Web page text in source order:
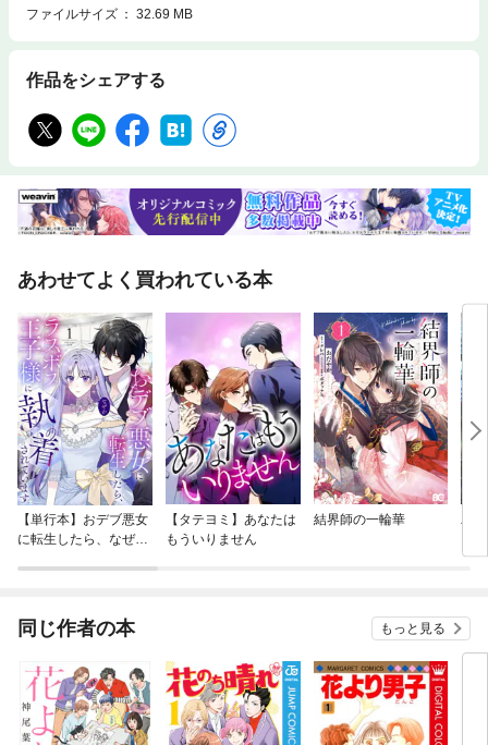
ファイルサイズ
32.69 MB
作品をシェアする
あわせてよく買われている本
【単行本】おデブ悪女
に転生したら、なぜか
【タテヨミ】あなたは
もういりません
結界師の一輪華
バ
今
同じ作者の本 もっと見る